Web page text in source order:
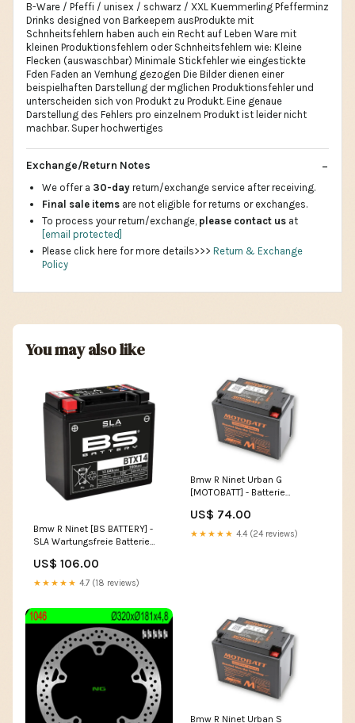
B-Ware / Pfeffi / unisex / schwarz / XXL Kuemmerling Pfefferminz
Drinks designed von Barkeepern ausProdukte mit
Schnheitsfehlern haben auch ein Recht auf Leben Ware mit
kleinen Produktionsfehlern oder Schnheitsfehlern wie: Kleine
Flecken (auswaschbar) Minimale Stickfehler wie eingestickte
Fden Faden an Vernhung gezogen Die Bilder dienen einer
beispielhaften Darstellung der mglichen Produktionsfehler und
unterscheiden sich von Produkt zu Produkt. Eine genaue
Darstellung des Fehlers pro einzelnem Produkt ist leider nicht
machbar. Super hochwertiges
Exchange/Return Notes
We offer a 30-day return/exchange service after receiving.
Final sale items are not eligible for returns or exchanges.
To process your return/exchange, please contact us at
[email protected]
Please click here for more details>>> Return & Exchange
Policy
You may also like
Bmw R Ninet [BS BATTERY] -
SLA Wartungsfreie Batterie
BMW R 1100 S R11S
US$ 106.00
★★★★★ 4.7 (18 reviews)
Bmw R Ninet Urban G
[MOTOBATT] - Batterie
DL 800 V-STROM DE
US$ 74.00
★★★★★ 4.4 (24 reviews)
Bmw R Ninet Urban S